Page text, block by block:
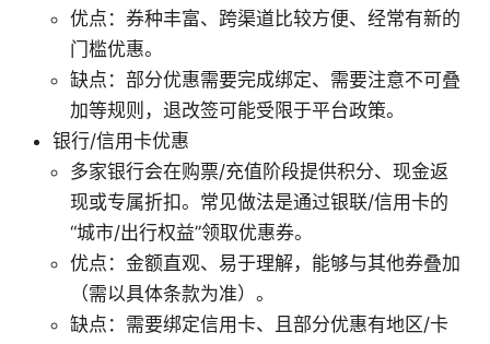
优点：券种丰富、跨渠道比较方便、经常有新的
门槛优惠。
缺点：部分优惠需要完成绑定、需要注意不可叠
加等规则，退改签可能受限于平台政策。
银行/信用卡优惠
多家银行会在购票/充值阶段提供积分、现金返
现或专属折扣。常见做法是通过银联/信用卡的
“城市/出行权益”领取优惠券。
优点：金额直观、易于理解，能够与其他券叠加
（需以具体条款为准）。
缺点：需要绑定信用卡、且部分优惠有地区/卡